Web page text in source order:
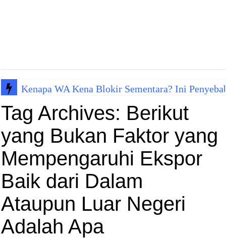
Kenapa WA Kena Blokir Sementara? Ini
Tag Archives: Berikut
yang Bukan Faktor yang
Mempengaruhi Ekspor
Baik dari Dalam
Ataupun Luar Negeri
Adalah Apa